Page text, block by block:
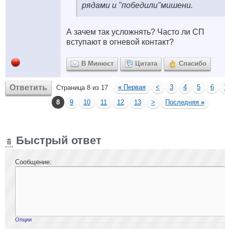
рядами и "победили"мишени.
А зачем так усложнять? Часто ли СП
вступают в огневой контакт?
В Минюст Цитата Спасибо
Ответить Страница 8 из 17 « Первая < 3 4 5 6
8
9 10 11 12 13 > Последняя »
Быстрый ответ
Сообщение:
Опции